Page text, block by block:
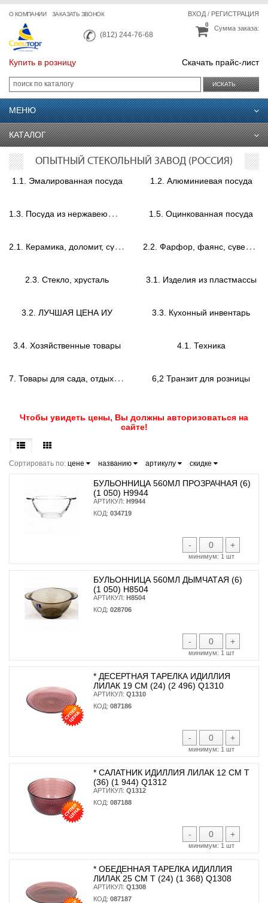
О КОМПАНИИ ЗАКАЗАТЬ ЗВОНОК
(812) 244-76-68
ВХОД/ РЕГИСТРАЦИЯ
Сумма заказа:
0
Купить в розницу Скачать прайс-лист
ИСКАТЬ
МЕНЮ
КАТАЛОГ
ОПЫТНЫЙ СТЕКОЛЬНЫЙ ЗАВОД (РОССИЯ)
1.1. Эмалированная посуда 1.2. Алюминиевая посуда
1
.3. Посуда из нержавеющей стали 1.5. Оцинкованная посуда
2
.1. Керамика, доломит, сувениры. 2
.2. Фарфор, фаянс, сувениры
2.3. Стекло, хрусталь 3.1. Изделия из пластмассы
3.2. ЛУЧШАЯ ЦЕНА ИУ 3.3. Кухонный инвентарь
3.4. Хозяйственные товары 4.1. Техника
7
. Товары для сада, отдыха и туризма 6,2 Транзит для розницы
Чтобы увидеть цены, Вы должны авторизоваться на
сайте!
Сортировать по: цене названию артикулу скидке
БУЛЬОННИЦА 560МЛ ПРОЗРАЧНАЯ (6)
(1 050) H9944
АРТИКУЛ: H9944
КОД: 034719
- +
минимум: 1 шт
БУЛЬОННИЦА 560МЛ ДЫМЧАТАЯ (6)
(1 050) H8504
АРТИКУЛ: H8504
КОД: 028706
- +
минимум: 1 шт
* ДЕСЕРТНАЯ ТАРЕЛКА ИДИЛЛИЯ
ЛИЛАК 19 СМ (24) (2 496) Q1310
АРТИКУЛ: Q1310
КОД: 087186
- +
минимум: 1 шт
* САЛАТНИК ИДИЛЛИЯ ЛИЛАК 12 СМ T
(36) (1 944) Q1312
АРТИКУЛ: Q1312
КОД: 087188
- +
минимум: 1 шт
* ОБЕДЕННАЯ ТАРЕЛКА ИДИЛЛИЯ
ЛИЛАК 25 СМ T (24) (1 368) Q1308
АРТИКУЛ: Q1308
КОД: 087187